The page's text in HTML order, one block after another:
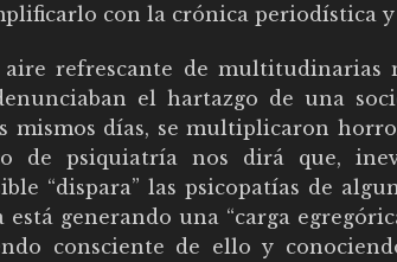
con la crónica periodística
refrescante de multitudinarias
el hartazgo de una
mismos días, se multiplicaron
de psiquiatría nos dirá que,
“dispara” las psicopatías de
generando una “carga
consciente de ello y